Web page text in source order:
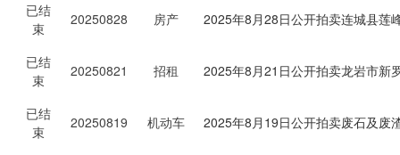
已结
束
20250828 房产 2025年8月28日公开拍卖连城县莲
已结
束
20250821 招租 2025年8月21日公开拍卖龙岩市新
已结
束
20250819 机动车 2025年8月19日公开拍卖废石及废